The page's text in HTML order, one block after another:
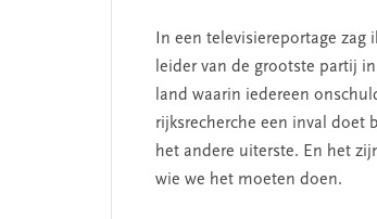
In een televisiereportage
leider van de grootste partij
land waarin iedereen
rijksrecherche een inval doet
het andere uiterste. En het
wie we het moeten doen.
missie van Segment